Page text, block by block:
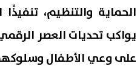
الحماية والتنظيم،
يواكب تحديات العصر
على وعي الأطفال